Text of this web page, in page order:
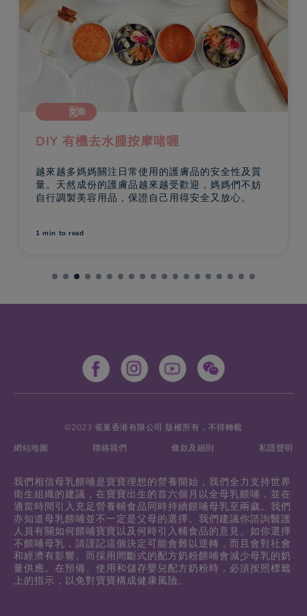
文章
DIY 有機去水腫按摩啫喱
越來越多媽媽關注日常使用的護膚品的安全性及質
量。天然成份的護膚品越來越受歡迎，媽媽們不妨
自行調製美容用品，保證自己用得安全又放心。
1 min to read
©2023 雀巢香港有限公司 版權所有，不得轉載
網站地圖
聯絡我們 條款及細則 私隱聲明
我們相信母乳餵哺是寶寶理想的營養開始，我們全力支持世界
衛生組織的建議，在寶寶出生的首六個月以全母乳餵哺，並在
適當時間引入充足營養輔食品同時持續餵哺母乳至兩歲。我們
亦知道母乳餵哺並不一定是父母的選擇。我們建議你諮詢醫護
人員有關如何餵哺寶寶以及何時引入輔食品的意見。如你選擇
不餵哺母乳，請謹記這個決定可能會難以逆轉，而且會對社會
和經濟有影響。而採用間斷式的配方奶粉餵哺會減少母乳的奶
量供應。在預備、使用和儲存嬰兒配方奶粉時，必須按照標籤
上的指示，以免對寶寶構成健康風險。